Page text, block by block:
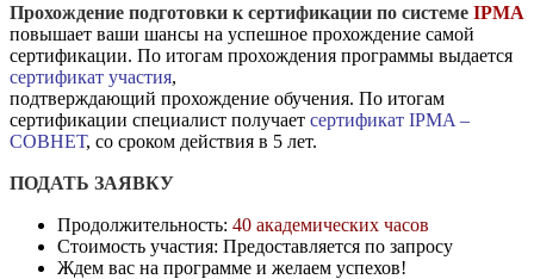
Прохождение подготовки к сертификации по системе IPMA
повышает ваши шансы на успешное прохождение самой
сертификации. По итогам прохождения программы выдается
сертификат участия,
подтверждающий прохождение обучения. По итогам
сертификации специалист получает сертификат IPMA –
СОВНЕТ, со сроком действия в 5 лет.
ПОДАТЬ ЗАЯВКУ
Продолжительность: 40 академических часов
Стоимость участия: Предоставляется по запросу
Ждем вас на программе и желаем успехов!